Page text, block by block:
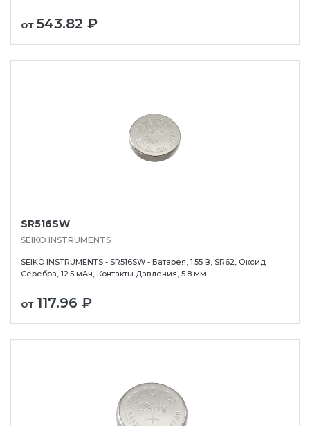
от 543.82 ₽
SR516SW
SEIKO INSTRUMENTS
SEIKO INSTRUMENTS - SR516SW - Батарея, 1.55 В, SR62, Оксид
Серебра, 12.5 мАч, Контакты Давления, 5.8 мм
от 117.96 ₽